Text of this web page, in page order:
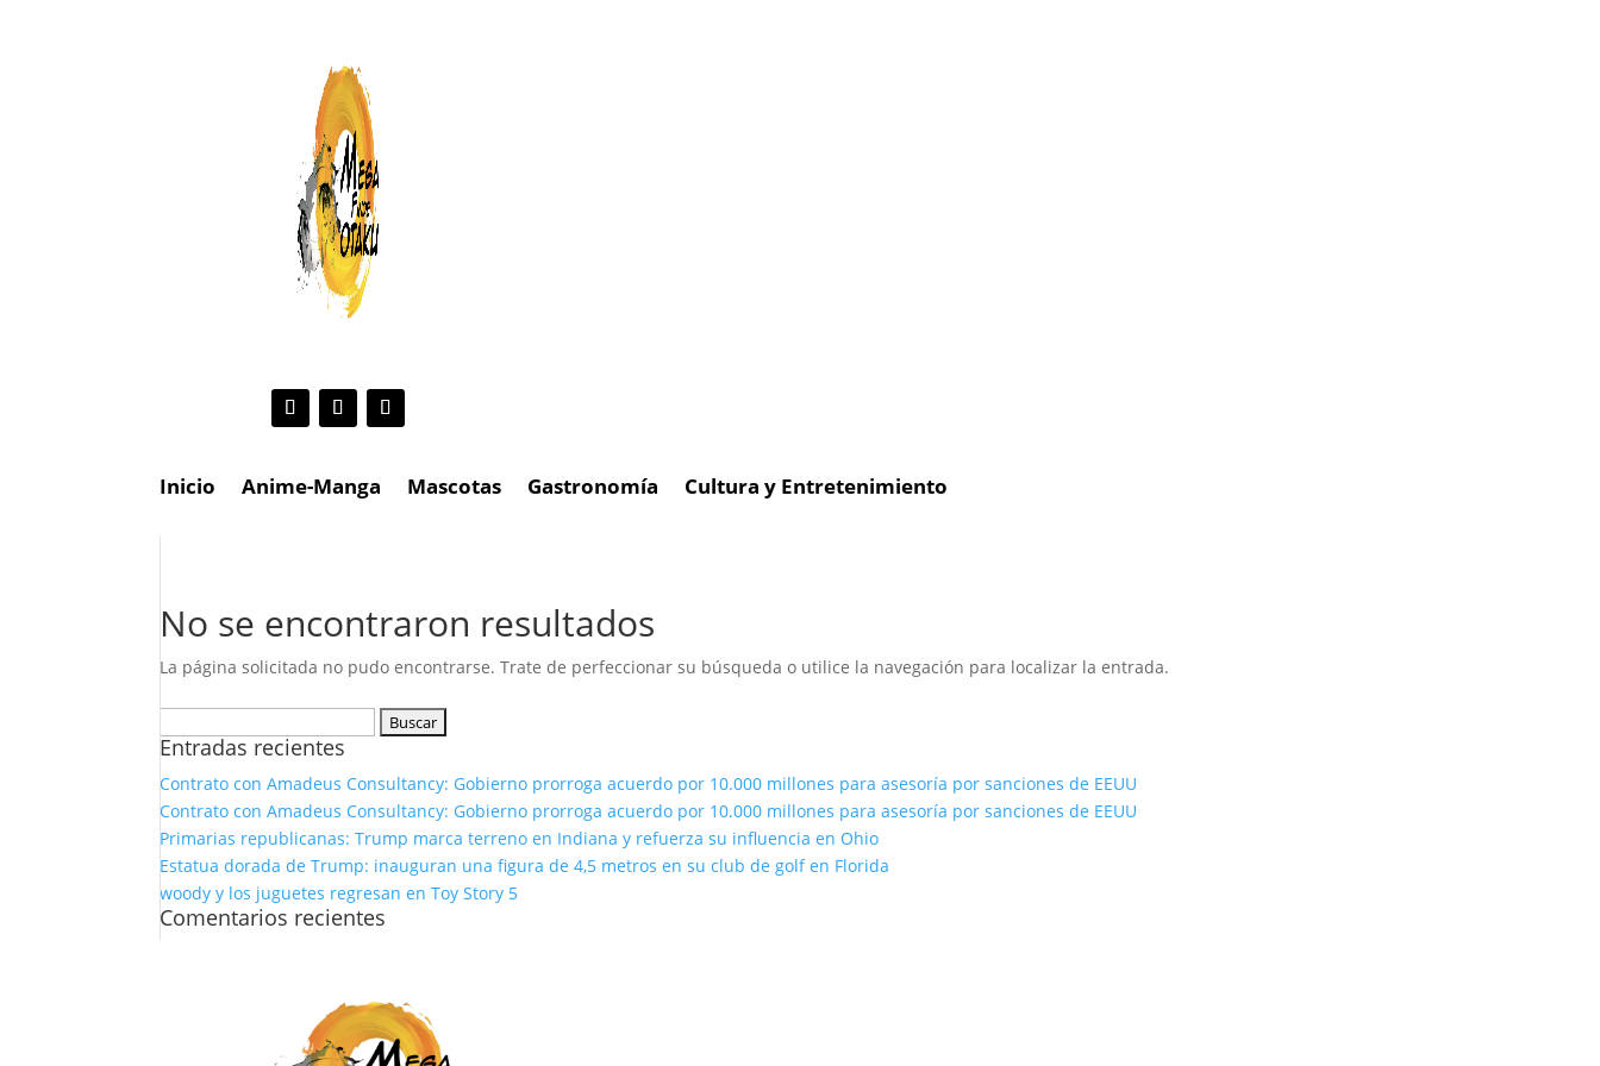
Inicio Anime-Manga Mascotas Gastronomía Cultura y Entretenimiento
No se encontraron resultados
La página solicitada no pudo encontrarse. Trate de perfeccionar su búsqueda o utilice la navegación para localizar la entrada.
Entradas recientes
Contrato con Amadeus Consultancy: Gobierno prorroga acuerdo por 10.000 millones para asesoría por sanciones de EEUU
Contrato con Amadeus Consultancy: Gobierno prorroga acuerdo por 10.000 millones para asesoría por sanciones de EEUU
Primarias republicanas: Trump marca terreno en Indiana y refuerza su influencia en Ohio
Estatua dorada de Trump: inauguran una figura de 4,5 metros en su club de golf en Florida
woody y los juguetes regresan en Toy Story 5
Comentarios recientes